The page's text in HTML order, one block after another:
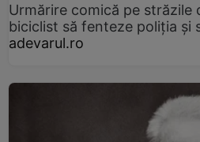
Urmărire comică pe străzile
biciclist să fenteze poliția și
adevarul.ro